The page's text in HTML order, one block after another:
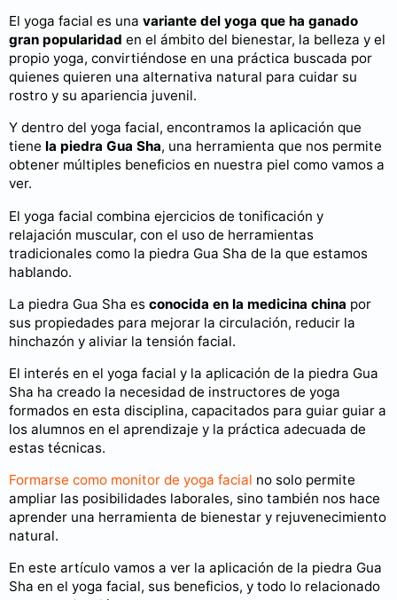
El yoga facial es una variante del yoga que ha ganado
gran popularidad en el ámbito del bienestar, la belleza y el
propio yoga, convirtiéndose en una práctica buscada por
quienes quieren una alternativa natural para cuidar su
rostro y su apariencia juvenil.
Y dentro del yoga facial, encontramos la aplicación que
tiene la piedra Gua Sha, una herramienta que nos permite
obtener múltiples beneficios en nuestra piel como vamos a
ver.
El yoga facial combina ejercicios de tonificación y
relajación muscular, con el uso de herramientas
tradicionales como la piedra Gua Sha de la que estamos
hablando.
La piedra Gua Sha es conocida en la medicina china por
sus propiedades para mejorar la circulación, reducir la
hinchazón y aliviar la tensión facial.
El interés en el yoga facial y la aplicación de la piedra Gua
Sha ha creado la necesidad de instructores de yoga
formados en esta disciplina, capacitados para guiar guiar a
los alumnos en el aprendizaje y la práctica adecuada de
estas técnicas.
Formarse como monitor de yoga facial no solo permite
ampliar las posibilidades laborales, sino también nos hace
aprender una herramienta de bienestar y rejuvenecimiento
natural.
En este artículo vamos a ver la aplicación de la piedra Gua
Sha en el yoga facial, sus beneficios, y todo lo relacionado